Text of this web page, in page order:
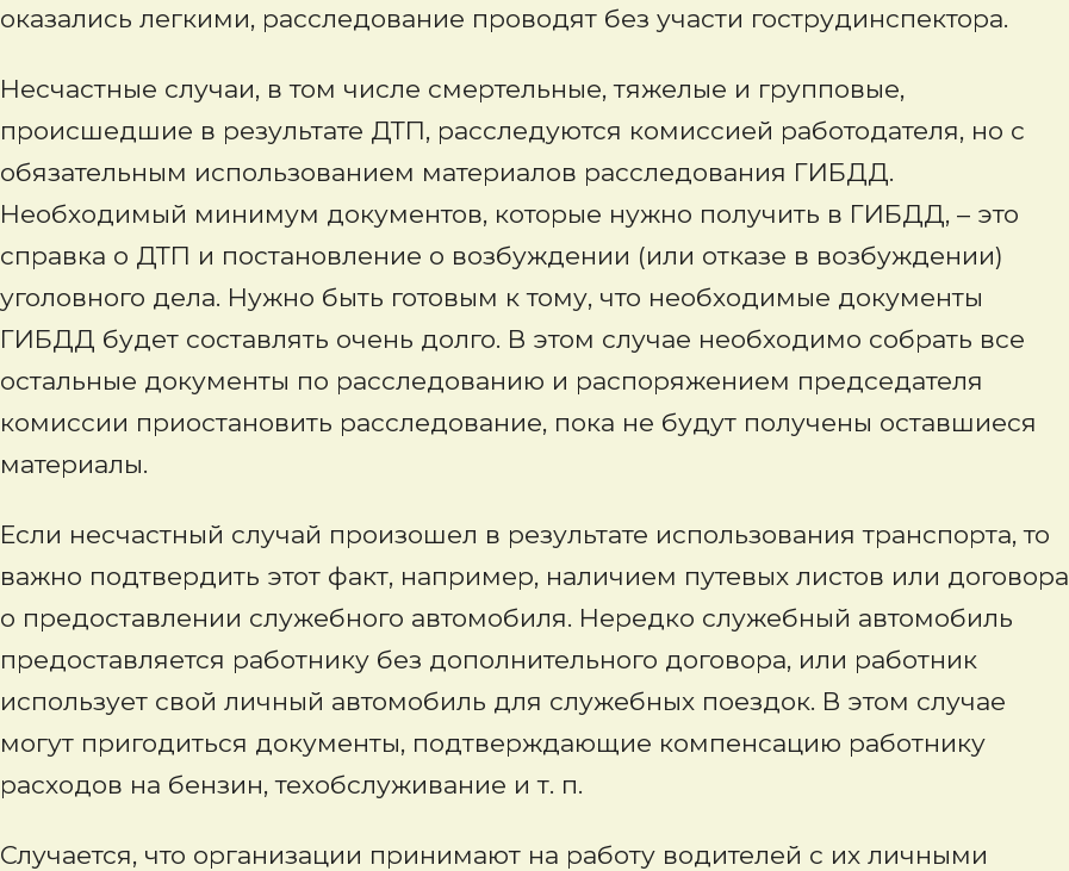
оказались легкими, расследование проводят без участи гострудинспектора.
Несчастные случаи, в том числе смертельные, тяжелые и групповые,
происшедшие в результате ДТП, расследуются комиссией работодателя, но с
обязательным использованием материалов расследования ГИБДД.
Необходимый минимум документов, которые нужно получить в ГИБДД, – это
справка о ДТП и постановление о возбуждении (или отказе в возбуждении)
уголовного дела. Нужно быть готовым к тому, что необходимые документы
ГИБДД будет составлять очень долго. В этом случае необходимо собрать все
остальные документы по расследованию и распоряжением председателя
комиссии приостановить расследование, пока не будут получены оставшиеся
материалы.
Если несчастный случай произошел в результате использования транспорта, то
важно подтвердить этот факт, например, наличием путевых листов или договора
о предоставлении служебного автомобиля. Нередко служебный автомобиль
предоставляется работнику без дополнительного договора, или работник
использует свой личный автомобиль для служебных поездок. В этом случае
могут пригодиться документы, подтверждающие компенсацию работнику
расходов на бензин, техобслуживание и т. п.
Случается, что организации принимают на работу водителей с их личными